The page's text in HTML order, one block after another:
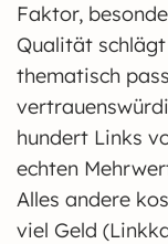
Faktor,
Qualität
thematisch
hundert Links
echten
Alles andere
viel Geld